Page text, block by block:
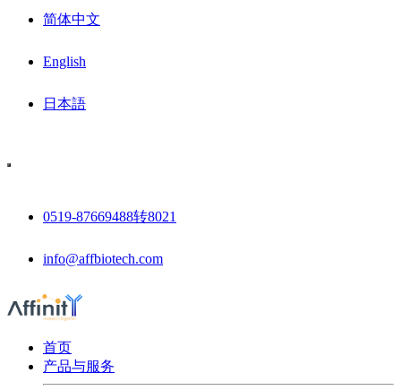
简体中文
English
日本語
0519-87669488转8021
info@affbiotech.com
首页
产品与服务